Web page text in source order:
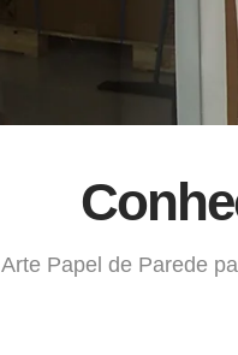
Arte Papel de Parede